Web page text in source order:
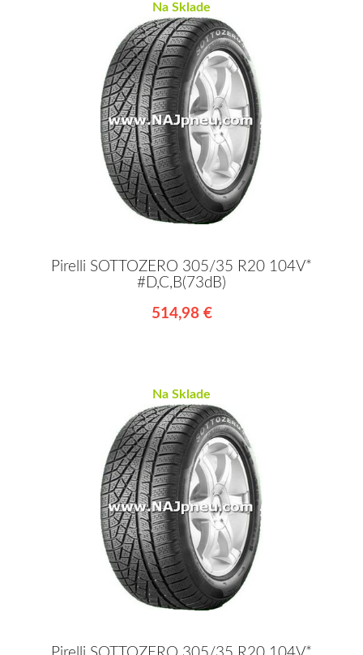
Na Sklade
Pirelli SOTTOZERO 305/35 R20 104V*
#D,C,B(73dB)
514,98 €
Na Sklade